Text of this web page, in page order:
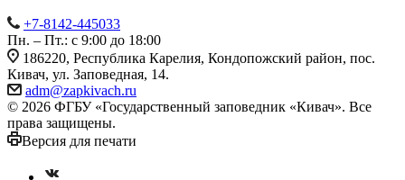
+7-8142-445033
Пн. – Пт.: с 9:00 до 18:00
186220, Республика Карелия, Кондопожский район, пос.
Кивач, ул. Заповедная, 14.
adm@zapkivach.ru
© 2026 ФГБУ «Государственный заповедник «Кивач». Все
права защищены.
Версия для печати